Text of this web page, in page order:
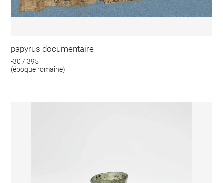
papyrus documentaire
-30 / 395
(époque romaine)